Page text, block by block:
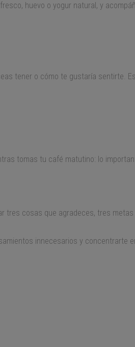
huevo o yogur natural, y
tener o cómo te gustaría sentirte.
tomas tu café matutino: lo
tres cosas que agradeces, tres metas
innecesarios y concentrarte